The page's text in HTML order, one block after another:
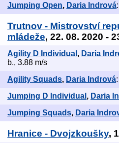
Jumping Open, Daria Indrová
Trutnov - Mistrovství
mládeže, 22. 08. 2020 -
Agility D Individual , Daria
b., 3.88 m/s
Agility Squads, Daria Indrová
Jumping D Individual , Daria
Jumping Squads, Daria
Hranice - Dvojzkoušky,